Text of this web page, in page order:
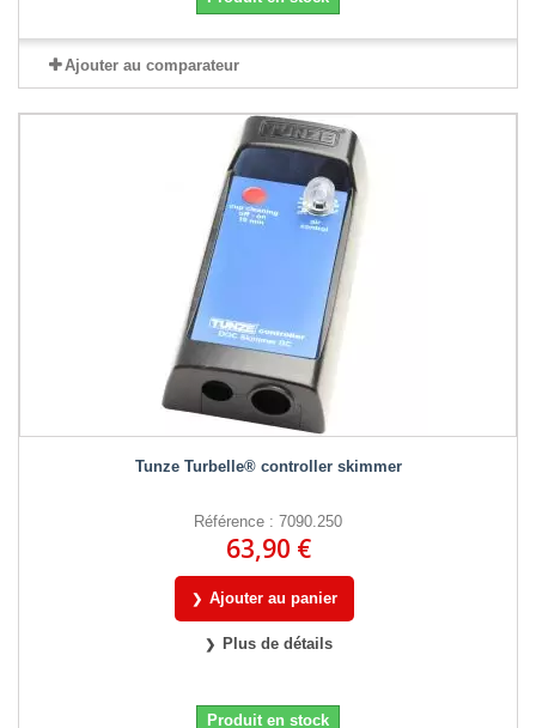
Ajouter au comparateur
Tunze Turbelle® controller skimmer
Référence : 7090.250
63,90 €
Ajouter au panier
Plus de détails
Produit en stock